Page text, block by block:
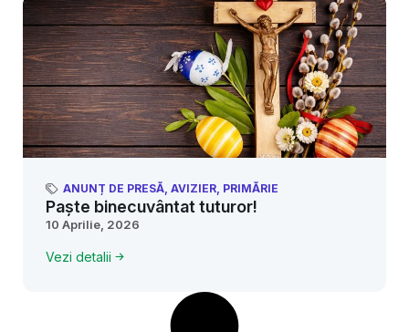
ANUNȚ DE PRESĂ, AVIZIER, PRIMĂRIE
Paște binecuvântat tuturor!
10 Aprilie, 2026
Vezi detalii